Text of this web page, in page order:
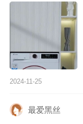
2024-11-25
最爱黑丝